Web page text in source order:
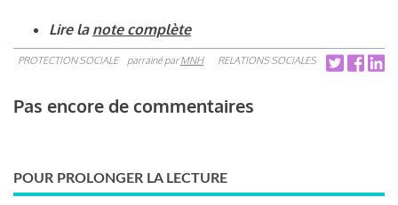
Lire la note complète
PROTECTION SOCIALE parrainé parMNH RELATIONS SOCIALES
Pas encore de commentaires
POUR PROLONGER LA LECTURE